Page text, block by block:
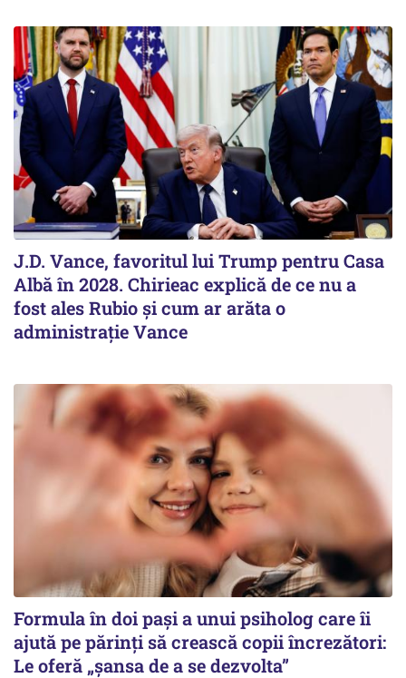
J.D. Vance, favoritul lui Trump pentru Casa
Albă în 2028. Chirieac explică de ce nu a
fost ales Rubio și cum ar arăta o
administrație Vance
Formula în doi pași a unui psiholog care îi
ajută pe părinți să crească copii încrezători:
Le oferă „șansa de a se dezvolta”